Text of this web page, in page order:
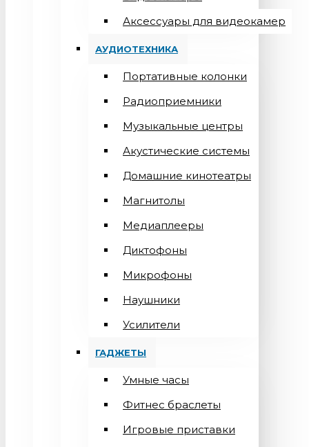
Аксессуары для видеокамер
АУДИОТЕХНИКА
Портативные колонки
Радиоприемники
Музыкальные центры
Акустические системы
Домашние кинотеатры
Магнитолы
Медиаплееры
Диктофоны
Микрофоны
Наушники
Усилители
ГАДЖЕТЫ
Умные часы
Фитнес браслеты
Игровые приставки